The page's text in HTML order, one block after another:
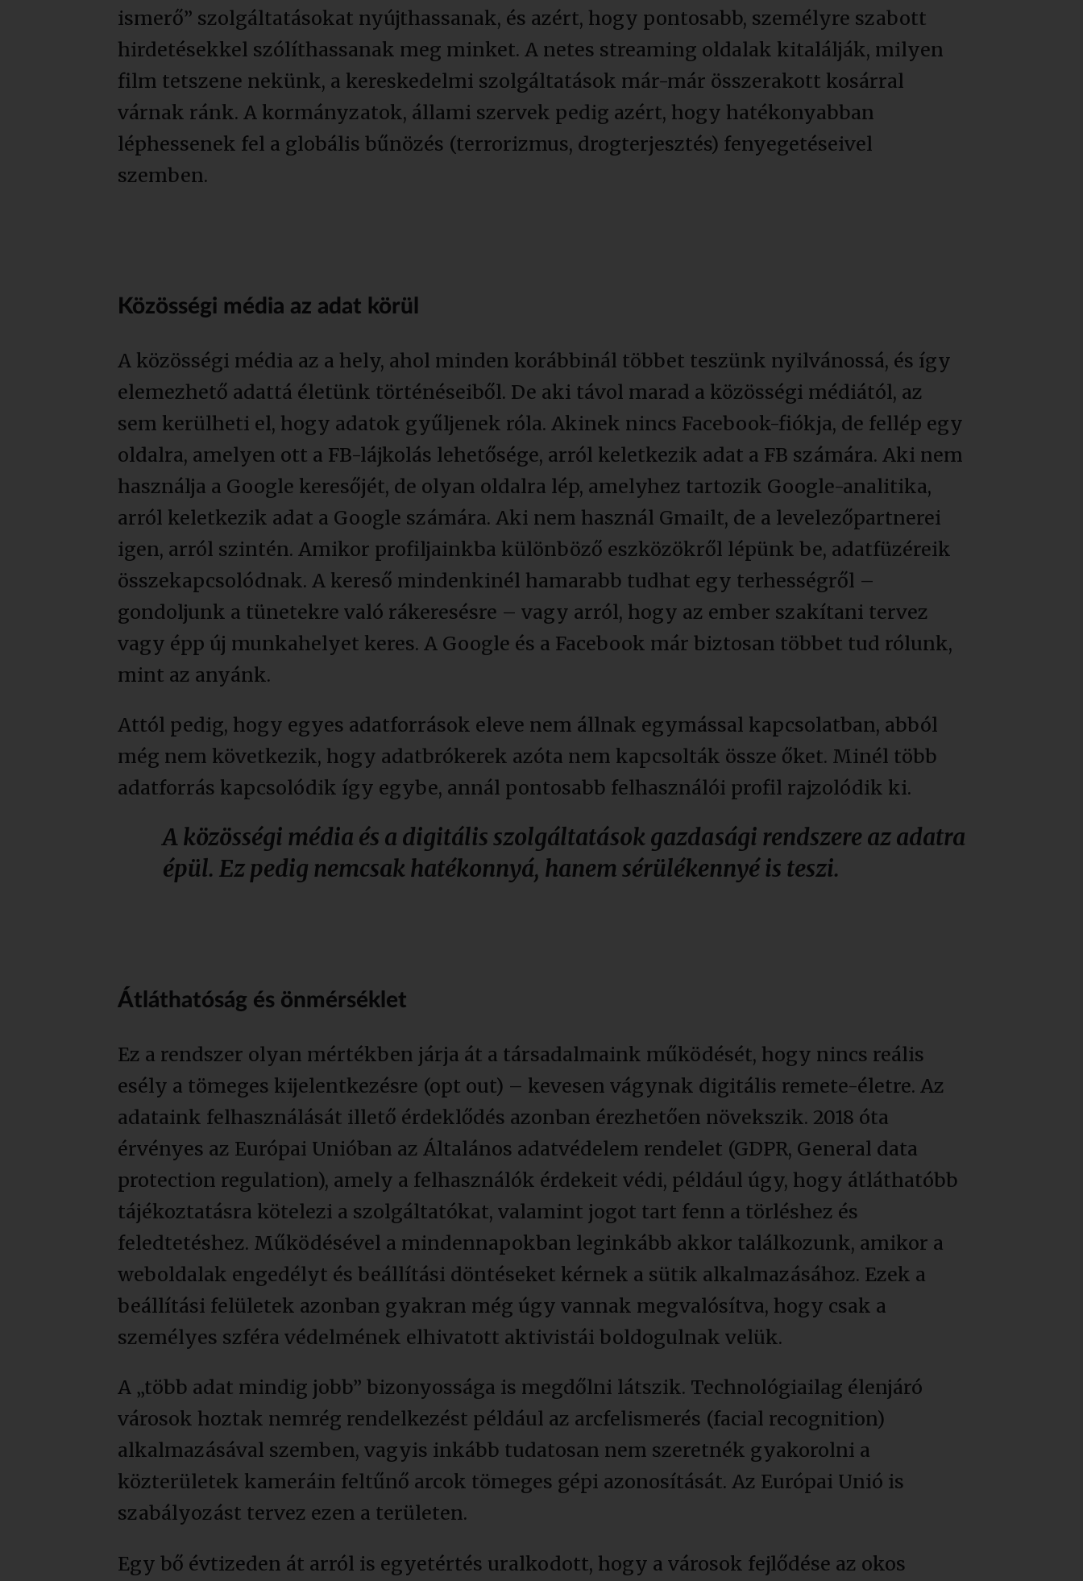
ismerő” szolgáltatásokat nyújthassanak, és azért, hogy pontosabb, személyre szabott
hirdetésekkel szólíthassanak meg minket. A netes streaming oldalak kitalálják, milyen
film tetszene nekünk, a kereskedelmi szolgáltatások már-már összerakott kosárral
várnak ránk. A kormányzatok, állami szervek pedig azért, hogy hatékonyabban
léphessenek fel a globális bűnözés (terrorizmus, drogterjesztés) fenyegetéseivel
szemben.
Közösségi média az adat körül
A közösségi média az a hely, ahol minden korábbinál többet teszünk nyilvánossá, és így
elemezhető adattá életünk történéseiből. De aki távol marad a közösségi médiától, az
sem kerülheti el, hogy adatok gyűljenek róla. Akinek nincs Facebook-fiókja, de fellép egy
oldalra, amelyen ott a FB-lájkolás lehetősége, arról keletkezik adat a FB számára. Aki nem
használja a Google keresőjét, de olyan oldalra lép, amelyhez tartozik Google-analitika,
arról keletkezik adat a Google számára. Aki nem használ Gmailt, de a levelezőpartnerei
igen, arról szintén. Amikor profiljainkba különböző eszközökről lépünk be, adatfüzéreik
összekapcsolódnak. A kereső mindenkinél hamarabb tudhat egy terhességről –
gondoljunk a tünetekre való rákeresésre – vagy arról, hogy az ember szakítani tervez
vagy épp új munkahelyet keres. A Google és a Facebook már biztosan többet tud rólunk,
mint az anyánk.
Attól pedig, hogy egyes adatforrások eleve nem állnak egymással kapcsolatban, abból
még nem következik, hogy adatbrókerek azóta nem kapcsolták össze őket. Minél több
adatforrás kapcsolódik így egybe, annál pontosabb felhasználói profil rajzolódik ki.
A közösségi média és a digitális szolgáltatások gazdasági rendszere az adatra
épül. Ez pedig nemcsak hatékonnyá, hanem sérülékennyé is teszi.
Átláthatóság és önmérséklet
Ez a rendszer olyan mértékben járja át a társadalmaink működését, hogy nincs reális
esély a tömeges kijelentkezésre (opt out) – kevesen vágynak digitális remete-életre. Az
adataink felhasználását illető érdeklődés azonban érezhetően növekszik. 2018 óta
érvényes az Európai Unióban az Általános adatvédelem rendelet (GDPR, General data
protection regulation), amely a felhasználók érdekeit védi, például úgy, hogy átláthatóbb
tájékoztatásra kötelezi a szolgáltatókat, valamint jogot tart fenn a törléshez és
feledtetéshez. Működésével a mindennapokban leginkább akkor találkozunk, amikor a
weboldalak engedélyt és beállítási döntéseket kérnek a sütik alkalmazásához. Ezek a
beállítási felületek azonban gyakran még úgy vannak megvalósítva, hogy csak a
személyes szféra védelmének elhivatott aktivistái boldogulnak velük.
A „több adat mindig jobb” bizonyossága is megdőlni látszik. Technológiailag élenjáró
városok hoztak nemrég rendelkezést például az arcfelismerés (facial recognition)
alkalmazásával szemben, vagyis inkább tudatosan nem szeretnék gyakorolni a
közterületek kameráin feltűnő arcok tömeges gépi azonosítását. Az Európai Unió is
szabályozást tervez ezen a területen.
Egy bő évtizeden át arról is egyetértés uralkodott, hogy a városok fejlődése az okos